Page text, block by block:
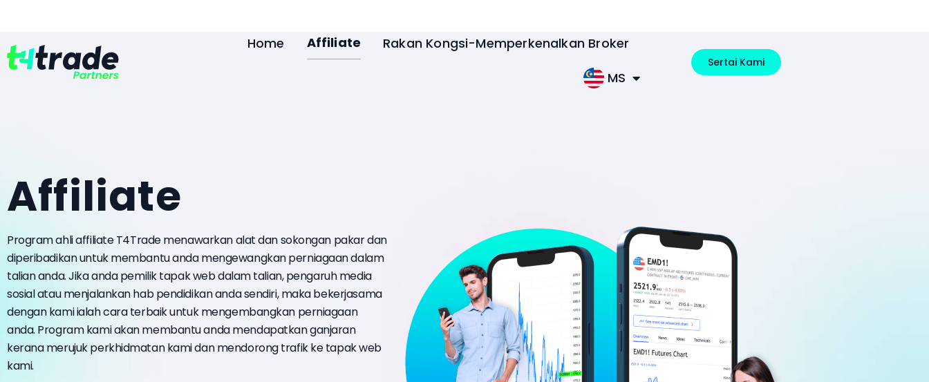
Home Affiliate Rakan Kongsi-Memperkenalkan Broker
MS
Sertai Kami
Affiliate
Program ahli affiliate T4Trade menawarkan alat dan sokongan pakar dan
diperibadikan untuk membantu anda mengewangkan perniagaan dalam
talian anda. Jika anda pemilik tapak web dalam talian, pengaruh media
sosial atau menjalankan hab pendidikan anda sendiri, maka bekerjasama
dengan kami ialah cara terbaik untuk mengembangkan perniagaan
anda. Program kami akan membantu anda mendapatkan ganjaran
kerana merujuk perkhidmatan kami dan mendorong trafik ke tapak web
kami.